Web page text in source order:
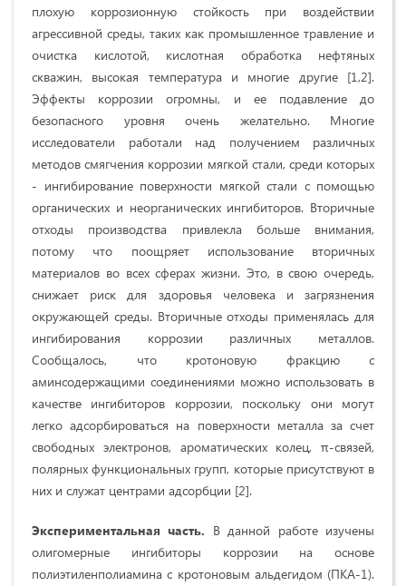
плохую коррозионную стойкость при воздействии
агрессивной среды, таких как промышленное травление и
очистка кислотой, кислотная обработка нефтяных
скважин, высокая температура и многие другие [1,2].
Эффекты коррозии огромны, и ее подавление до
безопасного уровня очень желательно. Многие
исследователи работали над получением различных
методов смягчения коррозии мягкой стали, среди которых
- ингибирование поверхности мягкой стали с помощью
органических и неорганических ингибиторов. Вторичные
отходы производства привлекла больше внимания,
потому что поощряет использование вторичных
материалов во всех сферах жизни. Это, в свою очередь,
снижает риск для здоровья человека и загрязнения
окружающей среды. Вторичные отходы применялась для
ингибирования коррозии различных металлов.
Сообщалось, что кротоновую фракцию с
аминсодержащими соединениями можно использовать в
качестве ингибиторов коррозии, поскольку они могут
легко адсорбироваться на поверхности металла за счет
свободных электронов, ароматических колец, π-связей,
полярных функциональных групп, которые присутствуют в
них и служат центрами адсорбции [2].
Экспериментальная часть. В данной работе изучены
олигомерные ингибиторы коррозии на основе
полиэтиленполиамина с кротоновым альдегидом (ПКА-1).